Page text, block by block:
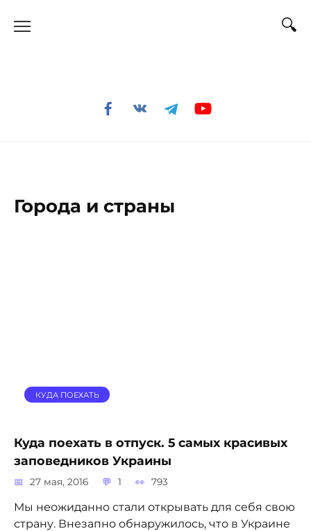
Города и страны
КУДА ПОЕХАТЬ
Куда поехать в отпуск. 5 самых красивых
заповедников Украины
27 мая, 2016 1 793
Мы неожиданно стали открывать для себя свою
страну. Внезапно обнаружилось, что в Украине